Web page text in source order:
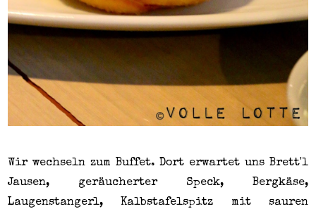
Wir wechseln zum Buffet. Dort erwartet uns Brett'l
Jausen, geräucherter Speck, Bergkäse,
Laugenstangerl, Kalbstafelspitz mit sauren